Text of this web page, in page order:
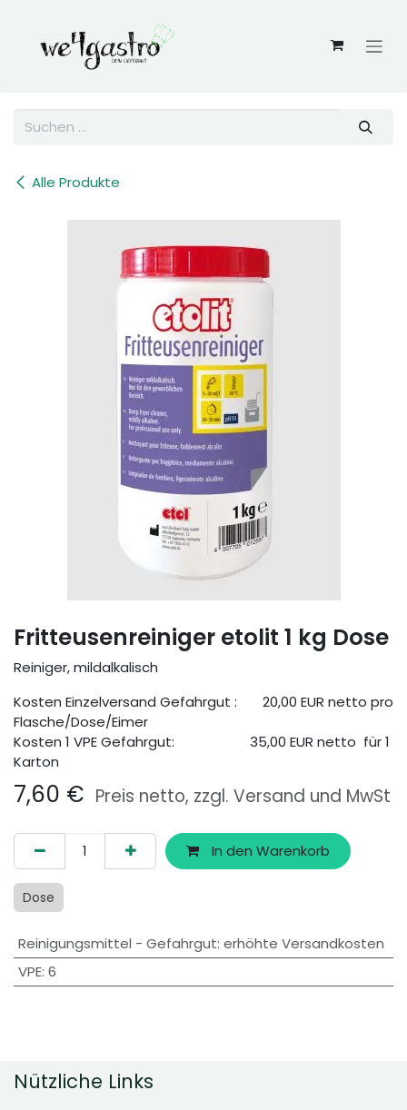
Alle Produkte
Fritteusenreiniger etolit 1 kg Dose
Reiniger, mildalkalisch
Kosten Einzelversand Gefahrgut : 20,00 EUR netto pro
Flasche/Dose/Eimer
Kosten 1 VPE Gefahrgut:
​ 35,00 EUR netto für 1
Karton
7,60 € Preis netto, zzgl. Versand und MwSt
In den Warenkorb
Dose
Reinigungsmittel - Gefahrgut: erhöhte Versandkosten
VPE: 6
Nützliche Links